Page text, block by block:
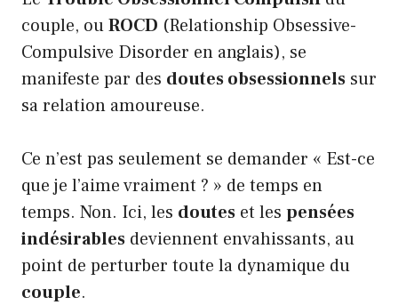
couple, ouROCD (Relationship Obsessive-
Compulsive Disorder en anglais), se
manifeste par des doutes obsessionnels sur
sa relation amoureuse.
Ce n’est pas seulement se demander « Est-ce
que je l’aime vraiment ? » de temps en
temps. Non. Ici, les doutes et les pensées
indésirables deviennent envahissants, au
point de perturber toute la dynamique du
couple.